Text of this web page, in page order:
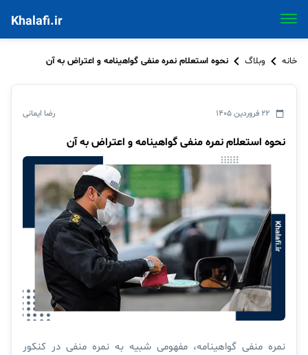
Khalafi.ir
خانه وبلاگ نحوه استعلام نمره منفی گواهینامه و اعتراض به آن
رضا ایمانی
نحوه استعلام نمره منفی گواهینامه و اعتراض به آن
نمره منفی گواهینامه، مفهومی شبیه به نمره منفی در کنکور